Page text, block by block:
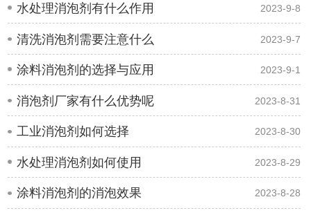
水处理消泡剂有什么作用 2023-9-8
清洗消泡剂需要注意什么 2023-9-7
涂料消泡剂的选择与应用 2023-9-1
消泡剂厂家有什么优势呢 2023-8-31
工业消泡剂如何选择 2023-8-30
水处理消泡剂如何使用 2023-8-29
涂料消泡剂的消泡效果 2023-8-28